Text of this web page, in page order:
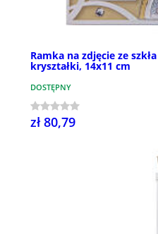
Ramka na zdjęcie ze
kryształki, 14x11 cm
DOSTĘPNY
zł 80,79